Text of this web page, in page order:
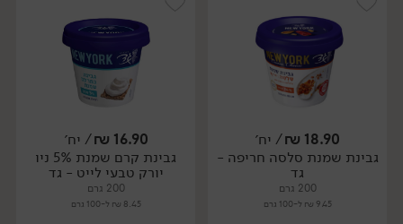
יח׳ יח׳
18.90
₪/ יח׳
גבינת שמנת סלסה חריפה -
גד
200 גרם
9.45 ₪ ל-100 גרם
16.90
₪/ יח׳
גבינת קרם שמנת 5% ניו
יורק טבעי לייט - גד
200 גרם
8.45 ₪ ל-100 גרם